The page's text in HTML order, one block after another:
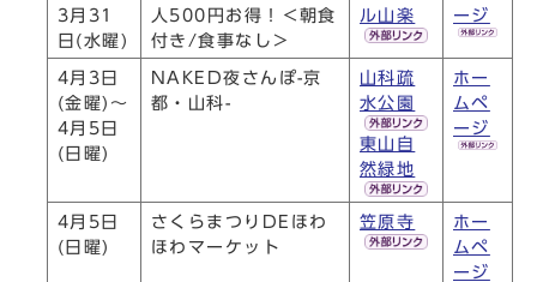
3月31
日(水曜)
人500円お得！＜朝食
付き/食事なし＞
ル山楽
ージ
4月3日
(金曜)～
4月5日
(日曜)
NAKED夜さんぽ-京
都・山科-
山科疏
水公園
東山自
然緑地
ホー
ムペ
ージ
4月5日
(日曜)
さくらまつりDEほわ
ほわマーケット
笠原寺
ホー
ムペ
ージ